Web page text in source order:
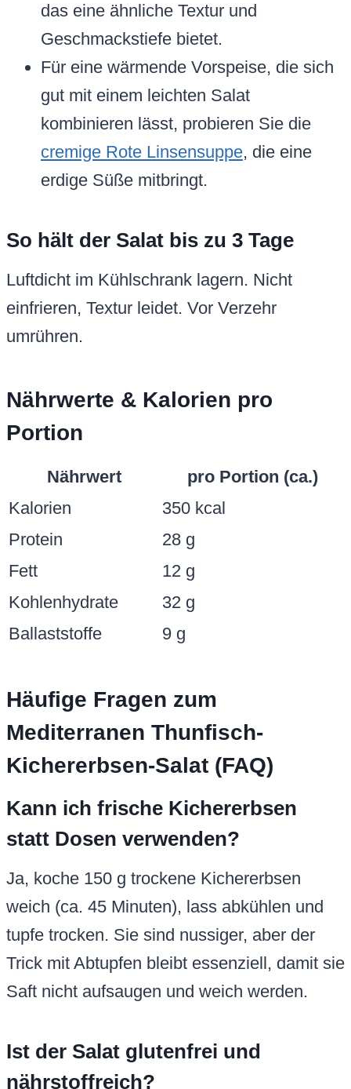
das eine ähnliche Textur und
Geschmackstiefe bietet.
Für eine wärmende Vorspeise, die sich
gut mit einem leichten Salat
kombinieren lässt, probieren Sie die
cremige Rote Linsensuppe, die eine
erdige Süße mitbringt.
So hält der Salat bis zu 3 Tage
Luftdicht im Kühlschrank lagern. Nicht
einfrieren, Textur leidet. Vor Verzehr
umrühren.
Nährwerte & Kalorien pro
Portion
Nährwert
pro Portion (ca.)
Kalorien
350 kcal
Protein
28 g
Fett
12 g
Kohlenhydrate
32 g
Ballaststoffe
9 g
Häufige Fragen zum
Mediterranen Thunfisch-
Kichererbsen-Salat (FAQ)
Kann ich frische Kichererbsen
statt Dosen verwenden?
Ja, koche 150 g trockene Kichererbsen
weich (ca. 45 Minuten), lass abkühlen und
tupfe trocken. Sie sind nussiger, aber der
Trick mit Abtupfen bleibt essenziell, damit sie
Saft nicht aufsaugen und weich werden.
Ist der Salat glutenfrei und
nährstoffreich?